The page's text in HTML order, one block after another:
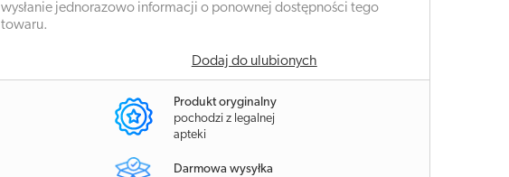
wysłanie jednorazowo informacji o ponownej dostępności tego
towaru.
Dodaj do ulubionych
Produkt oryginalny
pochodzi z legalnej
apteki
Darmowa wysyłka